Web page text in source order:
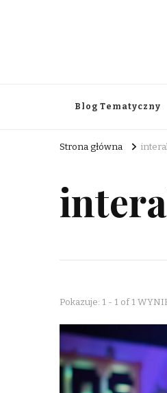
Blog Tematyczny
Strona główna
Pokazuje: 1 - 1 of 1